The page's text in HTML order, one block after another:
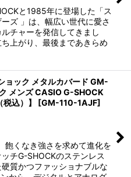
と1985年に登場した「ス
ズ 」は、幅広い世代に愛さ
チャーを発信してきまし
上がり、最後まであきらめ
ョック メタルカバード GM-
メンズ CASIO G-SHOCK
込）】
[GM-110-1AJF]
飽くなき強さを求めて進化を
チG-SHOCKのステンレス
質かつファッショナブルな